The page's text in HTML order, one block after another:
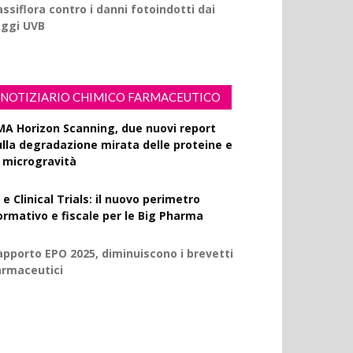
contro i danni fotoindotti dai
UVB
NOTIZIARIO CHIMICO FARMACEUTICO
Horizon Scanning, due nuovi report
degradazione mirata delle proteine e
microgravità
e Clinical Trials: il nuovo perimetro
e fiscale per le Big Pharma
EPO 2025, diminuiscono i brevetti